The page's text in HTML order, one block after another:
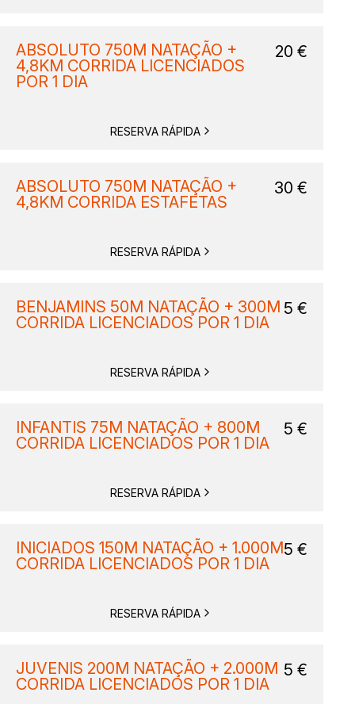
ABSOLUTO 750M NATAÇÃO +
4,8KM CORRIDA LICENCIADOS
POR 1 DIA
20 €
RESERVA RÁPIDA
ABSOLUTO 750M NATAÇÃO +
4,8KM CORRIDA ESTAFETAS
30 €
RESERVA RÁPIDA
BENJAMINS 50M NATAÇÃO + 300M
CORRIDA LICENCIADOS POR 1 DIA
5 €
RESERVA RÁPIDA
INFANTIS 75M NATAÇÃO + 800M
CORRIDA LICENCIADOS POR 1 DIA
5 €
RESERVA RÁPIDA
INICIADOS 150M NATAÇÃO + 1.000M
CORRIDA LICENCIADOS POR 1 DIA
5 €
RESERVA RÁPIDA
JUVENIS 200M NATAÇÃO + 2.000M
CORRIDA LICENCIADOS POR 1 DIA
5 €